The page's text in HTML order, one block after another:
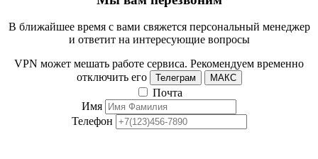
В ближайшее время с вами свяжется персональный менеджер
и ответит на интересующие вопросы
VPN может мешать работе сервиса. Рекомендуем временно
отключить его
Телеграм МАКС
Почта
Имя
Телефон